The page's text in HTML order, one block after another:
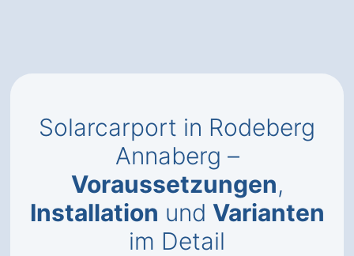
Solarcarport in Rodeberg
Annaberg –
Voraussetzungen,
Installation und Varianten
im Detail